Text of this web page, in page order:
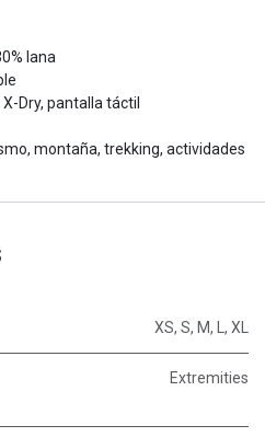
lana
Dry, pantalla táctil
montaña, trekking, actividades
XS, S, M, L , XL
Extremities